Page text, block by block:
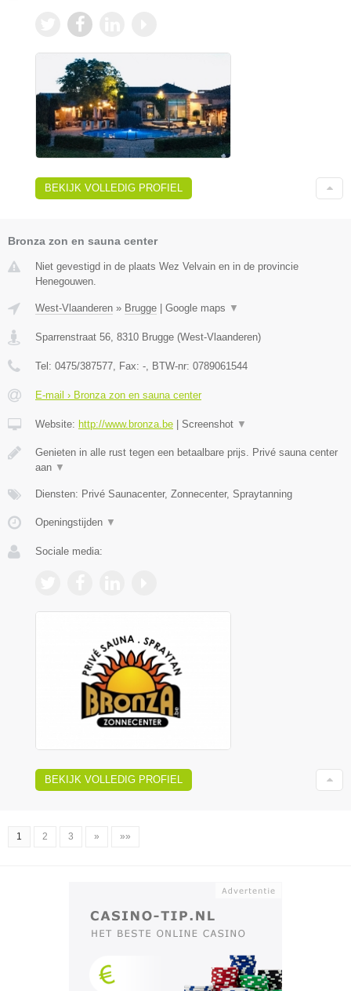
BEKIJK VOLLEDIG PROFIEL
Bronza zon en sauna center
Niet gevestigd in de plaats Wez Velvain en in de provincie
Henegouwen.
West-Vlaanderen » Brugge Google maps ▼
Sparrenstraat 56, 8310 Brugge (West-Vlaanderen)
Tel: 0475/387577, Fax: -, BTW-nr: 0789061544
E-mail › Bronza zon en sauna center
Website: http://www.bronza.be Screenshot ▼
Genieten in alle rust tegen een betaalbare prijs. Privé sauna center
aan ▼
Diensten: Privé Saunacenter, Zonnecenter, Spraytanning
Openingstijden ▼
Sociale media:
BEKIJK VOLLEDIG PROFIEL
1 2 3 » »»